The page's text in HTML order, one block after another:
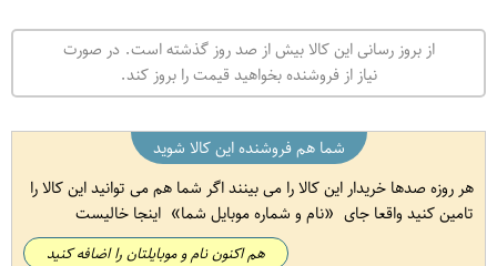
از بروز رسانی این کالا بیش از صد روز گذشته است. در صورت
نیاز از فروشنده بخواهید قیمت را بروز کند.
شما هم فروشنده این کالا شوید
هر روزه صدها خریدار این کالا را می بینند اگر شما هم می توانید این کالا را
تامین کنید واقعا جای
نام و شماره موبایل شما اینجا خالیست
هم اکنون نام و موبایلتان را اضافه کنید